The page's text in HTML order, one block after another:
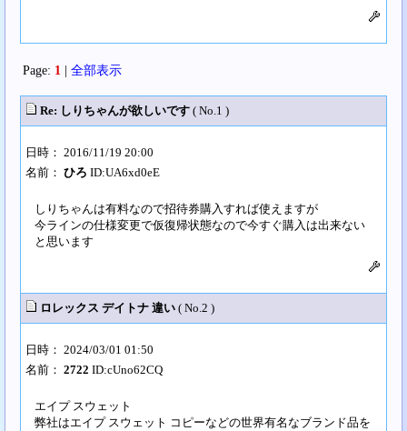
Page: 1 | 全部表示
Re: しりちゃんが欲しいです ( No.1 )
日時： 2016/11/19 20:00
名前： ひろ ID:UA6xd0eE
しりちゃんは有料なので招待券購入すれば使えますが
今ラインの仕様変更で仮復帰状態なので今すぐ購入は出来ない
と思います
ロレックス デイトナ 違い ( No.2 )
日時： 2024/03/01 01:50
名前： 2722 ID:cUno62CQ
エイプ スウェット
弊社はエイプ スウェット コピーなどの世界有名なブランド品を